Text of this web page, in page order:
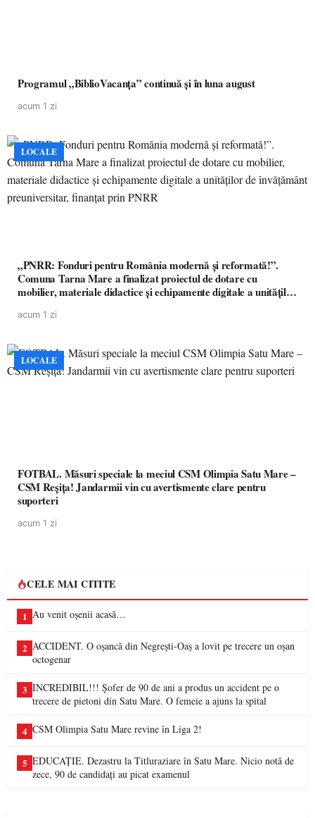
Programul „BiblioVacanța” continuă și în luna august
acum 1 zi
LOCALE
„PNRR: Fonduri pentru România modernă și reformată!”.
Comuna Tarna Mare a finalizat proiectul de dotare cu
mobilier, materiale didactice și echipamente digitale a unităților
acum 1 zi
LOCALE
FOTBAL. Măsuri speciale la meciul CSM Olimpia Satu Mare –
CSM Reșița! Jandarmii vin cu avertismente clare pentru
suporteri
acum 1 zi
CELE MAI CITITE
1 Au venit oșenii acasă…
2 ACCIDENT. O oșancă din Negrești-Oaș a lovit pe trecere un oșan
octogenar
3 INCREDIBIL!!! Șofer de 90 de ani a produs un accident pe o
trecere de pietoni din Satu Mare. O femeie a ajuns la spital
4 CSM Olimpia Satu Mare revine în Liga 2!
5 EDUCAȚIE. Dezastru la Titluraziare în Satu Mare. Nicio notă de
zece, 90 de candidați au picat examenul